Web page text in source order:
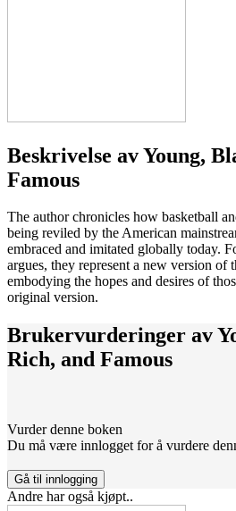
Beskrivelse avYoung,
Famous
The author chronicles how basketball
being reviled by the American
embraced and imitated globally today.
argues, they represent a new version of
embodying the hopes and desires of
original version.
Brukervurderinger av
Rich, and Famous
Vurder denne boken
Du må være innlogget for å vurdere
Gå til innlogging
Andre har også kjøpt..